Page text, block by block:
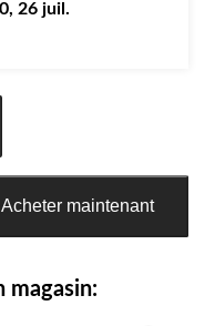
26 juil.
Acheter maintenant
magasin: